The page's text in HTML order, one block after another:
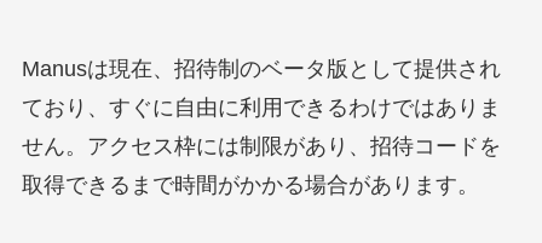
Manusは現在、招待制のベータ版として提供され
ており、すぐに自由に利用できるわけではありま
せん。アクセス枠には制限があり、招待コードを
取得できるまで時間がかかる場合があります。